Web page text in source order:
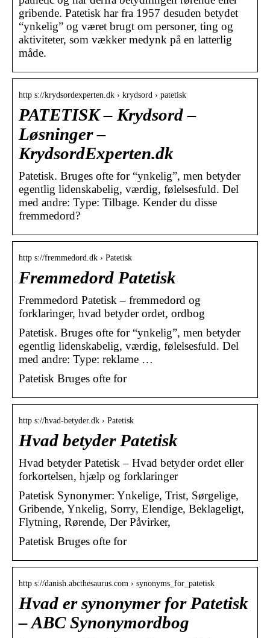
gribende. Patetisk har fra 1957 desuden betydet
“ynkelig” og været brugt om personer, ting og
aktiviteter, som vækker medynk på en latterlig
måde.
http s://krydsordexperten.dk › krydsord › patetisk
PATETISK – Krydsord –
Løsninger –
KrydsordExperten.dk
Patetisk. Bruges ofte for “ynkelig”, men betyder
egentlig lidenskabelig, værdig, følelsesfuld. Del
med andre: Type: Tilbage. Kender du disse
fremmedord?
http s://fremmedord.dk › Patetisk
Fremmedord Patetisk
Fremmedord Patetisk – fremmedord og
forklaringer, hvad betyder ordet, ordbog
Patetisk. Bruges ofte for “ynkelig”, men betyder
egentlig lidenskabelig, værdig, følelsesfuld. Del
med andre: Type: reklame …
Patetisk Bruges ofte for
http s://hvad-betyder.dk › Patetisk
Hvad betyder Patetisk
Hvad betyder Patetisk – Hvad betyder ordet eller
forkortelsen, hjælp og forklaringer
Patetisk Synonymer: Ynkelige, Trist, Sørgelige,
Gribende, Ynkelig, Sorry, Elendige, Beklageligt,
Flytning, Rørende, Der Påvirker,
Patetisk Bruges ofte for
http s://danish.abcthesaurus.com › synonyms_for_patetisk
Hvad er synonymer for Patetisk
– ABC Synonymordbog